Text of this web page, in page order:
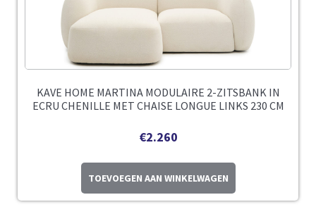
KAVE HOME MARTINA MODULAIRE 2-ZITSBANK IN
ECRU CHENILLE MET CHAISE LONGUE LINKS 230 CM
€2.260
TOEVOEGEN AAN WINKELWAGEN